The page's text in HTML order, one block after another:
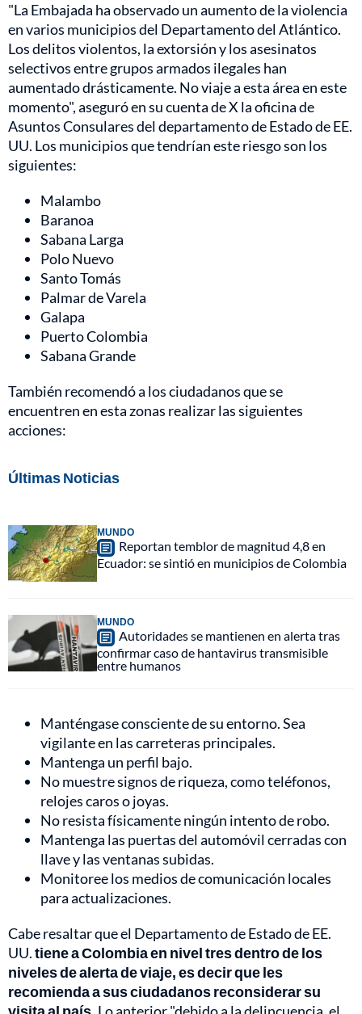
"La Embajada ha observado un aumento de la violencia
en varios municipios del Departamento del Atlántico.
Los delitos violentos, la extorsión y los asesinatos
selectivos entre grupos armados ilegales han
aumentado drásticamente. No viaje a esta área en este
momento", aseguró en su cuenta de X la oficina de
Asuntos Consulares del departamento de Estado de EE.
UU. Los municipios que tendrían este riesgo son los
siguientes:
Malambo
Baranoa
Sabana Larga
Polo Nuevo
Santo Tomás
Palmar de Varela
Galapa
Puerto Colombia
Sabana Grande
También recomendó a los ciudadanos que se
encuentren en esta zonas realizar las siguientes
acciones:
Últimas Noticias
MUNDO
Reportan temblor de magnitud 4,8 en
Ecuador: se sintió en municipios de Colombia
MUNDO
Autoridades se mantienen en alerta tras
confirmar caso de hantavirus transmisible
entre humanos
Manténgase consciente de su entorno. Sea
vigilante en las carreteras principales.
Mantenga un perfil bajo.
No muestre signos de riqueza, como teléfonos,
relojes caros o joyas.
No resista físicamente ningún intento de robo.
Mantenga las puertas del automóvil cerradas con
llave y las ventanas subidas.
Monitoree los medios de comunicación locales
para actualizaciones.
Cabe resaltar que el Departamento de Estado de EE.
UU.tiene a Colombia en nivel tres dentro de los
niveles de alerta de viaje, es decir que les
recomienda a sus ciudadanos reconsiderar su